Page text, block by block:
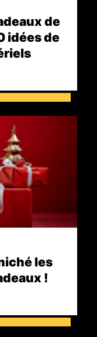
de
idées de
les
!